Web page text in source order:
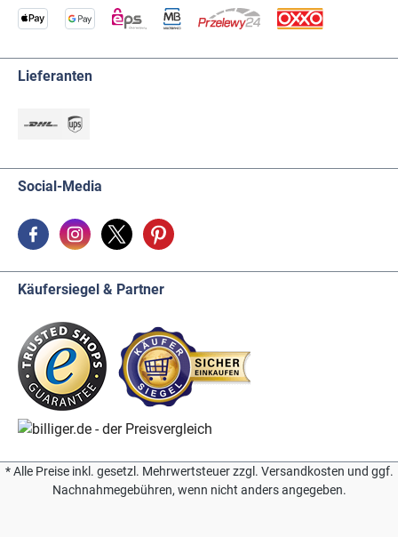
Lieferanten
Social-Media
Käufersiegel & Partner
* Alle Preise inkl. gesetzl. Mehrwertsteuer zzgl. Versandkosten und ggf.
Nachnahmegebühren, wenn nicht anders angegeben.